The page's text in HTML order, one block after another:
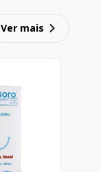
Ver mais